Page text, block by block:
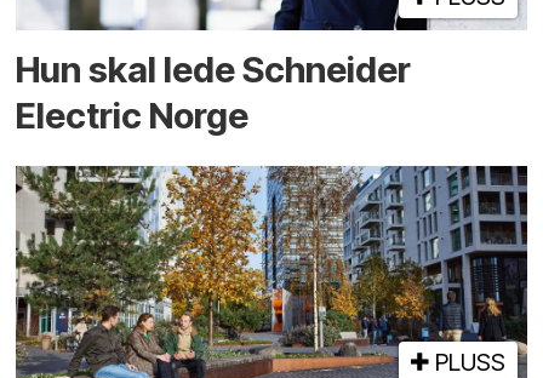
Hun skal lede Schneider
Electric Norge
PLUSS